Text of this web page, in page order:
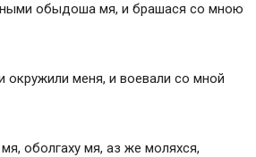
обыдоша мя, и брашася со мною
окружили меня, и воевали со мной
оболгаху мя, аз же моляхся,